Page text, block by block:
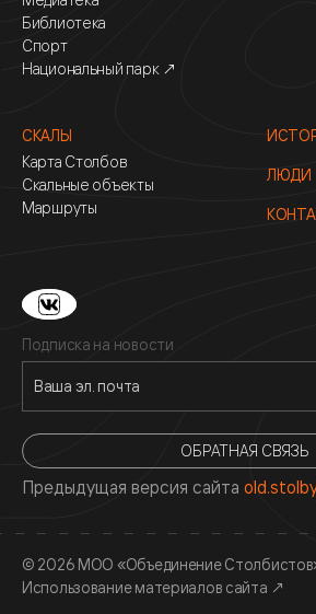
Библиотека
Спорт
Национальный парк ↗
СКАЛЫ
Карта Столбов
Скальные объекты
Маршруты
ЛЮДИ
Подписка на новости
ОБРАТНАЯ СВЯЗЬ
Предыдущая версия сайта
© 2026 МОО «Объединение
Использование материалов сайта ↗